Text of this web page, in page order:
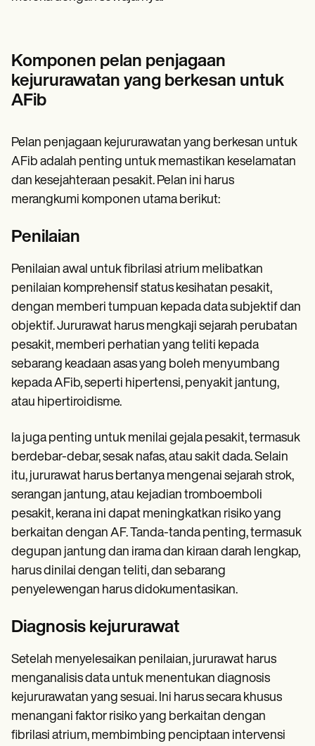
Komponen pelan penjagaan
kejururawatan yang berkesan untuk
AFib
Pelan penjagaan kejururawatan yang berkesan untuk
AFib adalah penting untuk memastikan keselamatan
dan kesejahteraan pesakit. Pelan ini harus
merangkumi komponen utama berikut:
Penilaian
Penilaian awal untuk fibrilasi atrium melibatkan
penilaian komprehensif status kesihatan pesakit,
dengan memberi tumpuan kepada data subjektif dan
objektif. Jururawat harus mengkaji sejarah perubatan
pesakit, memberi perhatian yang teliti kepada
sebarang keadaan asas yang boleh menyumbang
kepada AFib, seperti hipertensi, penyakit jantung,
atau hipertiroidisme.
Ia juga penting untuk menilai gejala pesakit, termasuk
berdebar-debar, sesak nafas, atau sakit dada. Selain
itu, jururawat harus bertanya mengenai sejarah strok,
serangan jantung, atau kejadian tromboemboli
pesakit, kerana ini dapat meningkatkan risiko yang
berkaitan dengan AF. Tanda-tanda penting, termasuk
degupan jantung dan irama dan kiraan darah lengkap,
harus dinilai dengan teliti, dan sebarang
penyelewengan harus didokumentasikan.
Diagnosis kejururawat
Setelah menyelesaikan penilaian, jururawat harus
menganalisis data untuk menentukan diagnosis
kejururawatan yang sesuai. Ini harus secara khusus
menangani faktor risiko yang berkaitan dengan
fibrilasi atrium, membimbing penciptaan intervensi